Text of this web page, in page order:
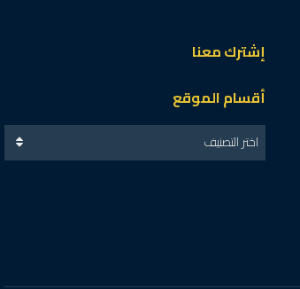
إشترك معنا
أقسام الموقع
اختر التصنيف